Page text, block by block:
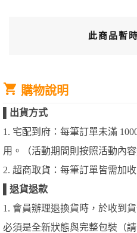
此商品暫
購物說明
出貨方式
1. 宅配到府：每筆訂單未滿
用。（活動期間則按照活動內容
2. 超商取貨：每筆訂單皆需加
退貨退款
1. 會員辦理退換貨時，於收到
必須是全新狀態與完整包裝（